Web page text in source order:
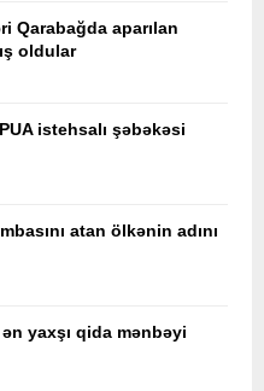
Qarabağda aparılan
oldular
istehsalı şəbəkəsi
atan ölkənin adını
yaxşı qida mənbəyi